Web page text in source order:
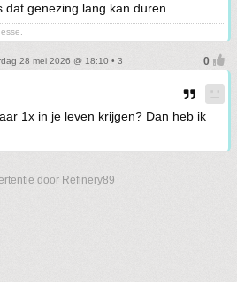
genezing lang kan duren.
28 mei 2026 @ 18:10 • 3
1x in je leven krijgen? Dan heb ik
door Refinery89